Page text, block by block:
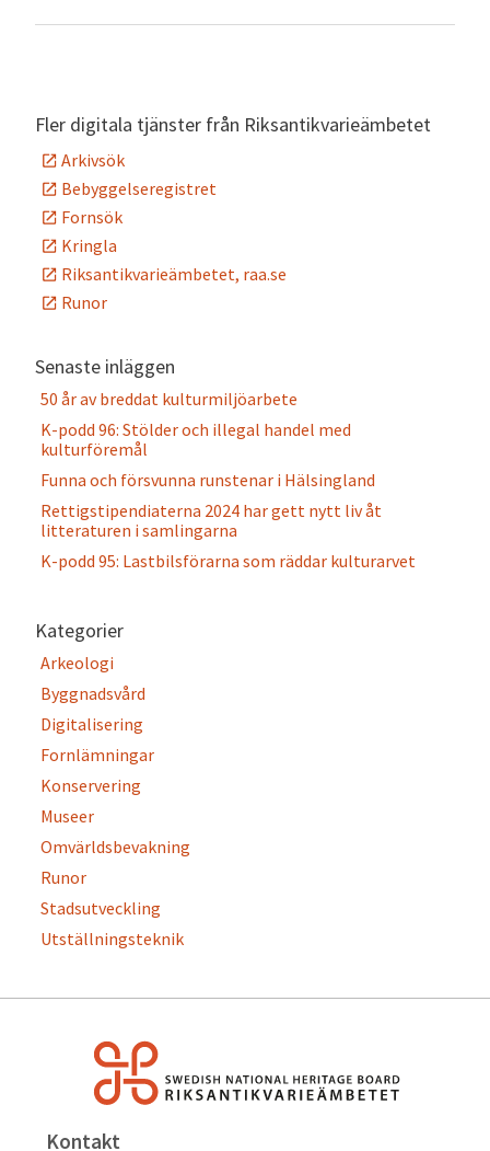
Fler digitala tjänster från Riksantikvarieämbetet
Arkivsök
Bebyggelseregistret
Fornsök
Kringla
Riksantikvarieämbetet, raa.se
Runor
Senaste inläggen
50 år av breddat kulturmiljöarbete
K-podd 96: Stölder och illegal handel med
kulturföremål
Funna och försvunna runstenar i Hälsingland
Rettigstipendiaterna 2024 har gett nytt liv åt
litteraturen i samlingarna
K-podd 95: Lastbilsförarna som räddar kulturarvet
Kategorier
Arkeologi
Byggnadsvård
Digitalisering
Fornlämningar
Konservering
Museer
Omvärldsbevakning
Runor
Stadsutveckling
Utställningsteknik
Kontakt